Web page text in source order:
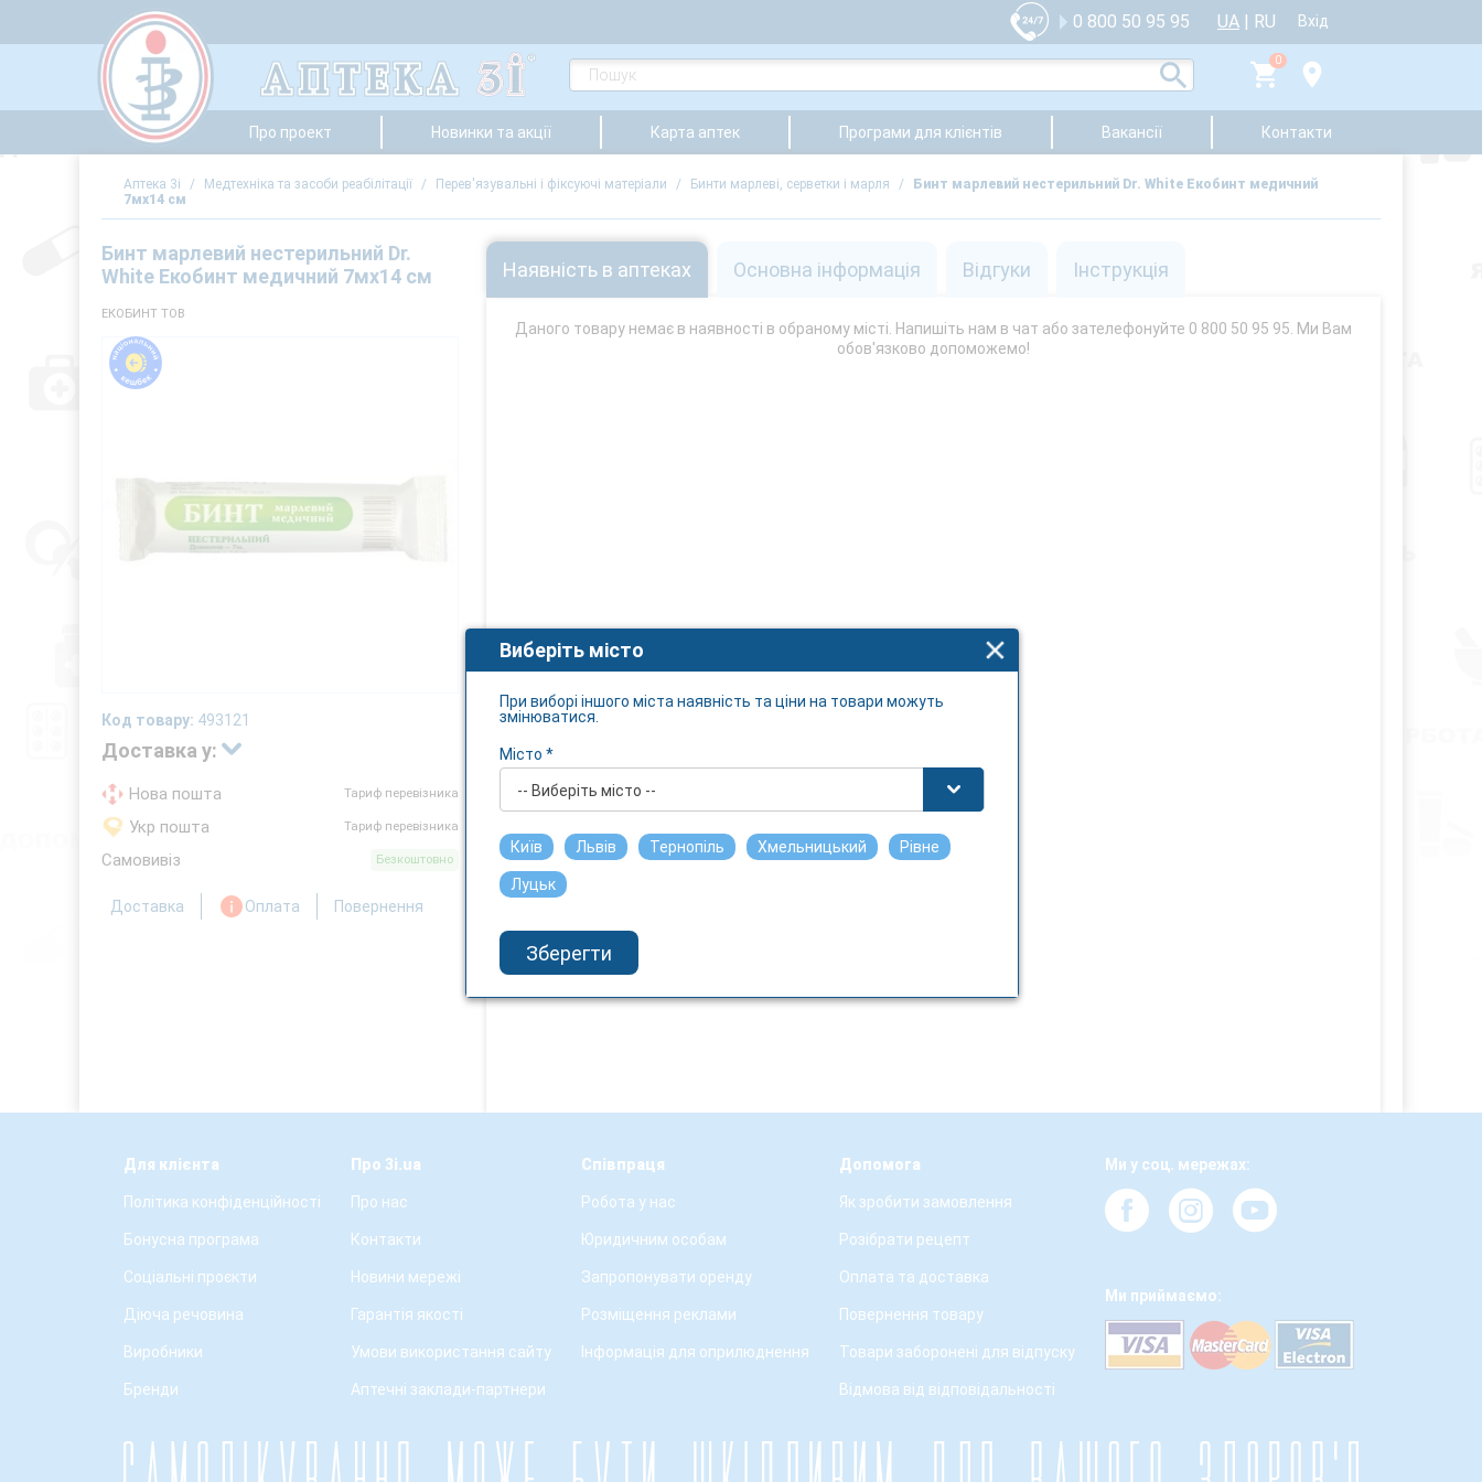
0 800 50 95 95 UA | RU Вхід
0
Про проект Новинки та акції Карта аптек Програми для клієнтів Вакансії Контакти
Аптека 3i / Медтехніка та засоби реабілітації / Перев'язувальні і фіксуючі матеріали / Бинти марлеві, серветки і марля /
Бинт марлевий нестерильний Dr. White Екобинт медичний
7мх14 см
Бинт марлевий нестерильний Dr.
White Екобинт медичний 7мх14 см
ЕКОБИНТ ТОВ
Код товару: 493121
Доставка у:
Нова пошта Тариф перевізника
Укр пошта Тариф перевізника
Самовивіз Безкоштовно
Доставка Оплата Повернення
Наявність в аптеках Основна інформація Відгуки Інструкція
Даного товару немає в наявності в обраному місті. Напишіть нам в чат або зателефонуйте 0 800 50 95 95. Ми Вам
обов'язково допоможемо!
Для клієнта
Політика конфіденційності
Бонусна програма
Соціальні проєкти
Діюча речовина
Виробники
Бренди
Про 3i.ua
Про нас
Контакти
Новини мережі
Гарантія якості
Умови використання сайту
Аптечні заклади-партнери
Співпраця
Робота у нас
Юридичним особам
Запропонувати оренду
Розміщення реклами
Інформація для оприлюднення
Допомога
Як зробити замовлення
Розібрати рецепт
Оплата та доставка
Повернення товару
Товари заборонені для відпуску
Відмова від відповідальності
Ми у соц. мережах:
Ми приймаємо:
Виберіть місто
При виборі іншого міста наявність та ціни на товари можуть
змінюватися.
Місто *
-- Виберіть місто --
Київ Львів Тернопіль Хмельницький Рівне
Луцьк
Зберегти